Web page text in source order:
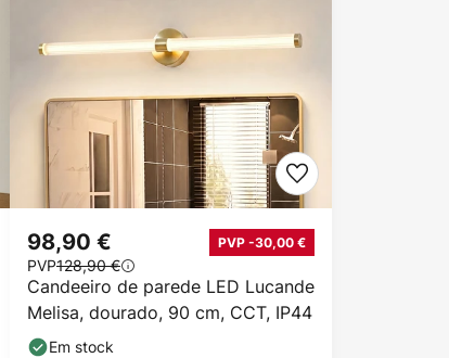
Candeeiro de parede LED Lucande
Melisa, dourado, 90 cm, CCT, IP44
98,90 € PVP -30,00 €
PVP128,90 €
Em stock